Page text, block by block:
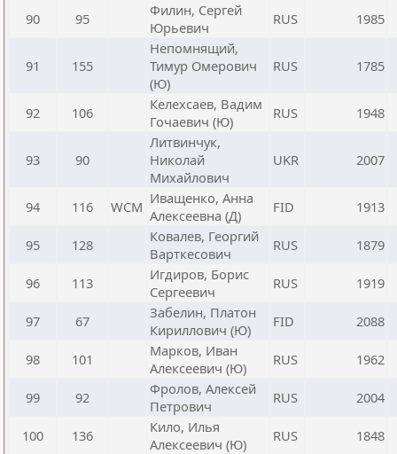
90 95
Филин, Сергей
Юрьевич
RUS 1985
91 155
Непомнящий,
Тимур Омерович
(Ю)
RUS 1785
92 106
Келехсаев, Вадим
Гочаевич (Ю)
RUS 1948
93 90
Литвинчук,
Николай
Михайлович
UKR 2007
94 116 WCM Иващенко, Анна
Алексеевна (Д)
FID 1913
95 128
Ковалев, Георгий
Варткесович
RUS 1879
96 113
Игдиров, Борис
Сергеевич
RUS 1919
97 67
Забелин, Платон
Кириллович (Ю)
FID 2088
98 101
Марков, Иван
Алексеевич (Ю)
RUS 1962
99 92
Фролов, Алексей
Петрович
RUS 2004
100 136
Кило, Илья
Алексеевич (Ю)
RUS 1848